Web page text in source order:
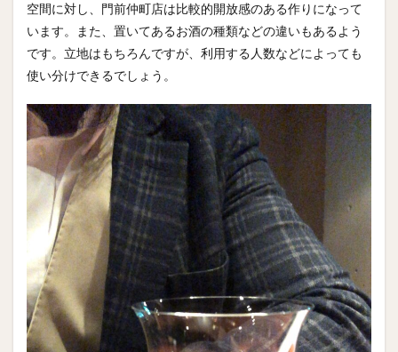
空間に対し、門前仲町店は比較的開放感のある作りになって
います。また、置いてあるお酒の種類などの違いもあるよう
です。立地はもちろんですが、利用する人数などによっても
使い分けできるでしょう。